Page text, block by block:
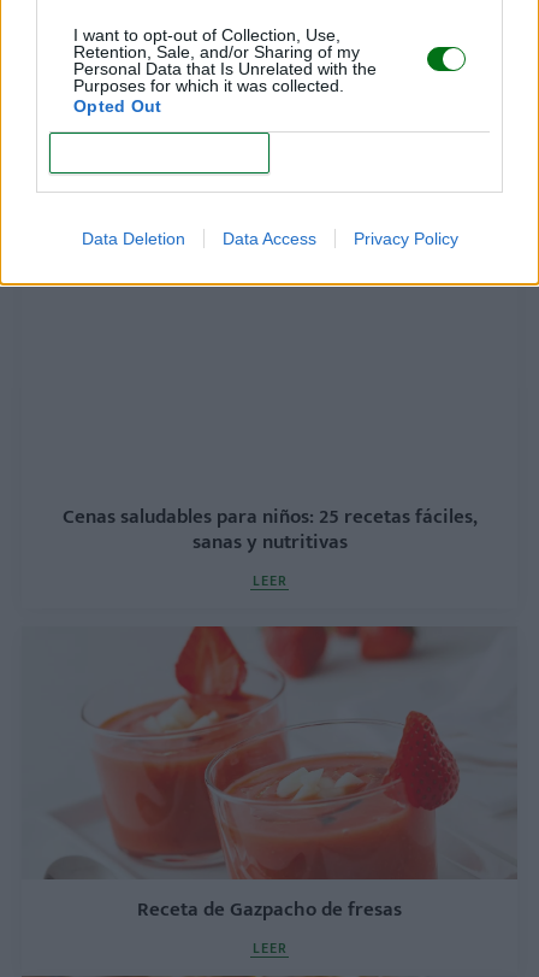
I want to opt-out of Collection, Use,
Retention, Sale, and/or Sharing of my
Personal Data that Is Unrelated with the
Purposes for which it was collected.
Opted Out
Data Deletion Data Access Privacy Policy
¿Cómo influye la alimentación en el
comportamiento del niño?
Cenas saludables para niños: 25 recetas fáciles,
sanas y nutritivas
LEER
Receta de Gazpacho de fresas
LEER